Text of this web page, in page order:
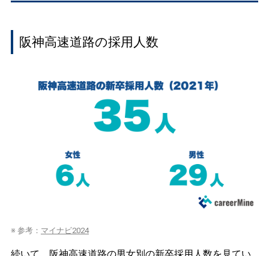
阪神高速道路の採用人数
※ 参考： マイナビ2024